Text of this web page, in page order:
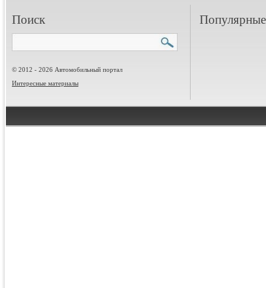
Поиск
© 2012 - 2026 Автомобильный портал
Интересные материалы
Популярные